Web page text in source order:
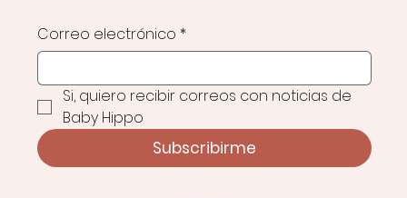
Correo electrónico *
Si, quiero recibir correos con noticias de
Baby Hippo
Subscribirme